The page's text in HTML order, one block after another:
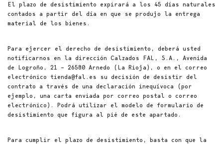
El plazo de desistimiento expirará a los 45 días naturales
contados a partir del día en que se produjo la entrega
material de los bienes.
Para ejercer el derecho de desistimiento, deberá usted
notificarnos en la dirección Calzados FAL, S.A., Avenida
de Logroño, 21 – 26580 Arnedo (La Rioja), o en el correo
electrónico tienda@fal.es su decisión de desistir del
contrato a través de una declaración inequívoca (por
ejemplo, una carta enviada por correo postal o correo
electrónico). Podrá utilizar el modelo de formulario de
desistimiento que figura al pié de este apartado.
Para cumplir el plazo de desistimiento, basta con que la